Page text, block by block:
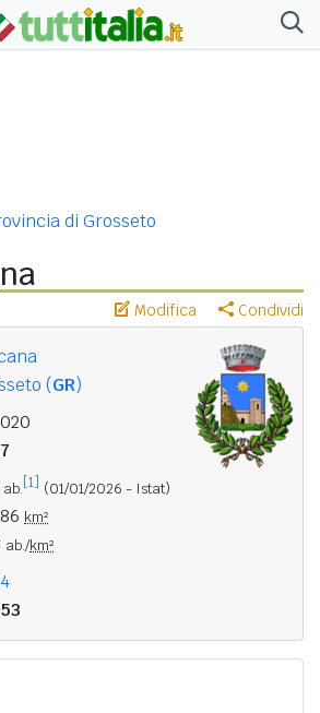
di Grosseto
Modifica Condividi
(GR)
ab. [1] (01/01/2026 - Istat)
km²
ab./km²